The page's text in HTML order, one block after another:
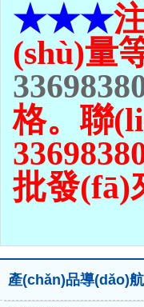
★★★
(shù)量
格
批發(fā)
產(chǎn)品導(dǎo)航